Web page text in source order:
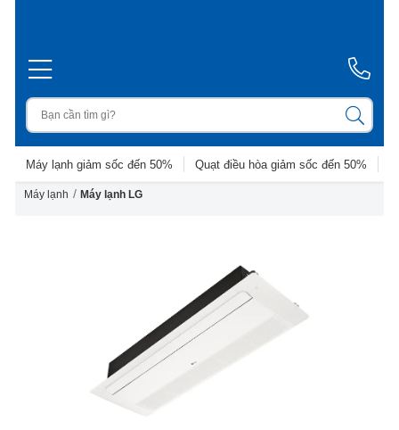
Máy lạnh giảm sốc đến 50% Quạt điều hòa giảm sốc đến 50%
Máy lạnh / Máy lạnh LG